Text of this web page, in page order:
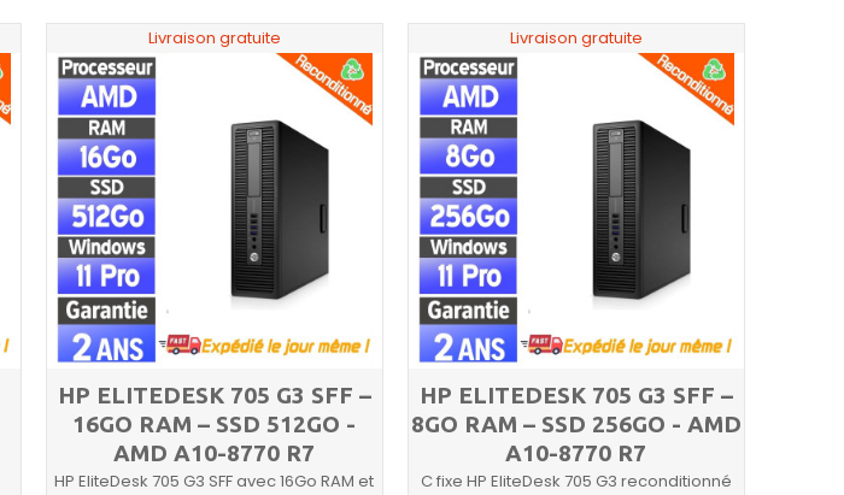
Livraison gratuite
HP ELITEDESK 705 G3 SFF –
16GO RAM – SSD 512GO -
AMD A10-8770 R7
HP EliteDesk 705 G3 SFF avec 16Go RAM et
Livraison gratuite
HP ELITEDESK 705 G3 SFF –
8GO RAM – SSD 256GO - AMD
A10-8770 R7
C fixe HP EliteDesk 705 G3 reconditionné